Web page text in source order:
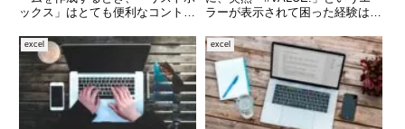
ックス」はとても便利なコントロ
ら選ばせたり、データを一覧表示
したり、選択された内容を別の処
理に使ったりと、その活用シーン
はさまざまです。本記事
ラーが表示されて困った経験はあ
使って文字列を数値に変換しよう
とした際、このエラーは頻繁に発
生します。見た目は数字なのに計
算できない、関数が正
excel excel